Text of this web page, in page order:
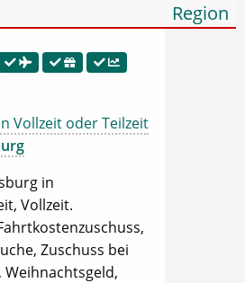
Region
Vollzeit oder Teilzeit
in
Vollzeit.
Zuschuss bei
Weihnachtsgeld,